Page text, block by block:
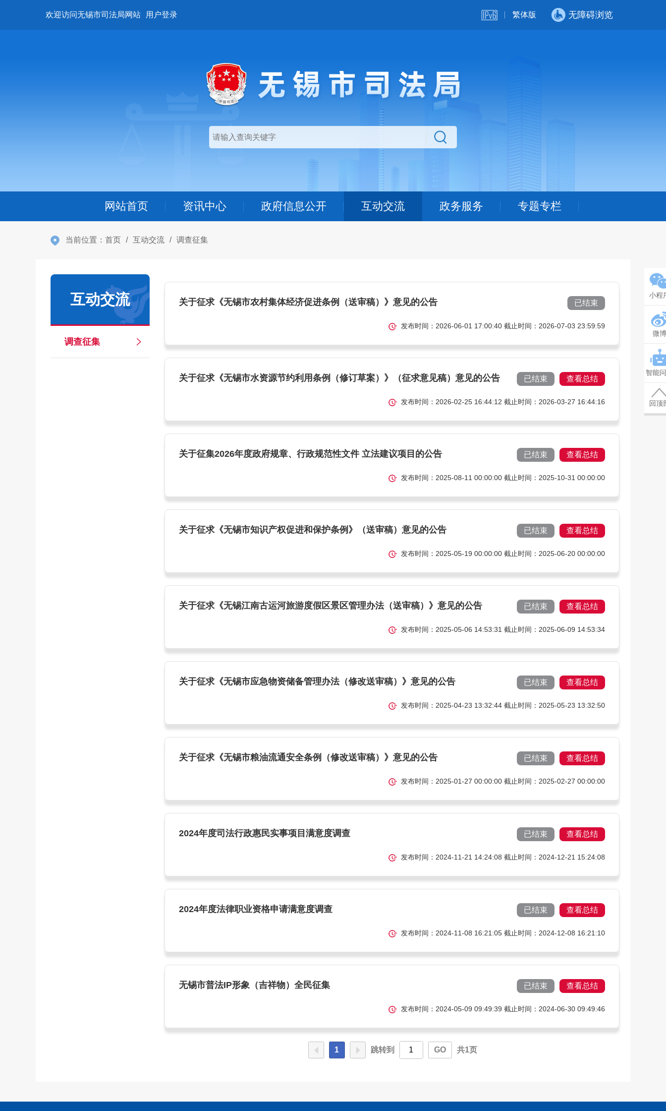
欢迎访问无锡市司法局网站 用户登录 繁体版 无障碍浏览
网站首页 资讯中心 政府信息公开 互动交流 政务服务 专题专栏
当前位置： 首页 / 互动交流 / 调查征集
互动交流
调查征集
关于征求《无锡市农村集体经济促进条例（送审稿）》意见的公告 已结束
发布时间：2026-06-01 17:00:40 截止时间：2026-07-03 23:59:59
关于征求《无锡市水资源节约利用条例（修订草案）》（征求意见稿）意见的公告 已结束 查看总结
发布时间：2026-02-25 16:44:12 截止时间：2026-03-27 16:44:16
关于征集2026年度政府规章、行政规范性文件 立法建议项目的公告 已结束 查看总结
发布时间：2025-08-11 00:00:00 截止时间：2025-10-31 00:00:00
关于征求《无锡市知识产权促进和保护条例》（送审稿）意见的公告 已结束 查看总结
发布时间：2025-05-19 00:00:00 截止时间：2025-06-20 00:00:00
关于征求《无锡江南古运河旅游度假区景区管理办法（送审稿）》意见的公告 已结束 查看总结
发布时间：2025-05-06 14:53:31 截止时间：2025-06-09 14:53:34
关于征求《无锡市应急物资储备管理办法（修改送审稿）》意见的公告 已结束 查看总结
发布时间：2025-04-23 13:32:44 截止时间：2025-05-23 13:32:50
关于征求《无锡市粮油流通安全条例（修改送审稿）》意见的公告 已结束 查看总结
发布时间：2025-01-27 00:00:00 截止时间：2025-02-27 00:00:00
2024年度司法行政惠民实事项目满意度调查 已结束 查看总结
发布时间：2024-11-21 14:24:08 截止时间：2024-12-21 15:24:08
2024年度法律职业资格申请满意度调查 已结束 查看总结
发布时间：2024-11-08 16:21:05 截止时间：2024-12-08 16:21:10
无锡市普法IP形象（吉祥物）全民征集 已结束 查看总结
发布时间：2024-05-09 09:49:39 截止时间：2024-06-30 09:49:46
1 跳转到 GO 共1页
小程
微博
智能
回顶